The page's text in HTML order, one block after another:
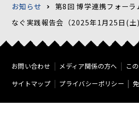
お知らせ
第8回 博学連携フォーラ
なぐ実践報告会（2025年1月25日(土
お問い合わせ メディア関係の方へ
こ
サイトマップ
プライバシーポリシー